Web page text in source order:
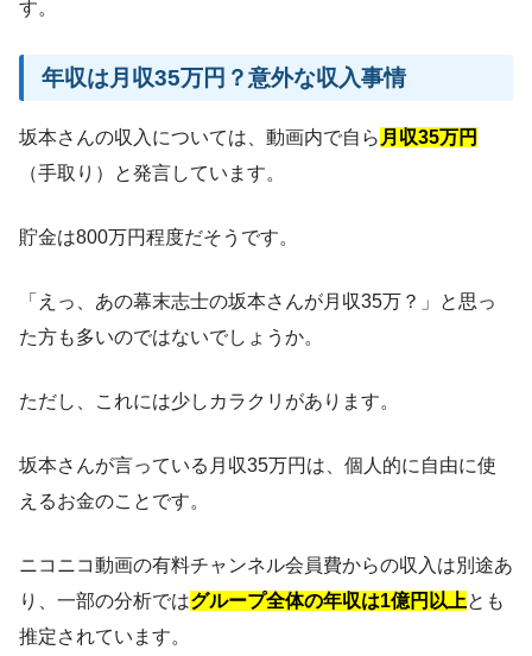
す。
年収は月収35万円？意外な収入事情
坂本さんの収入については、動画内で自ら 月収35万円
（手取り）と発言しています。
貯金は800万円程度だそうです。
「えっ、あの幕末志士の坂本さんが月収35万？」と思っ
た方も多いのではないでしょうか。
ただし、これには少しカラクリがあります。
坂本さんが言っている月収35万円は、個人的に自由に使
えるお金のことです。
ニコニコ動画の有料チャンネル会員費からの収入は別途あ
り、一部の分析ではグループ全体の年収は1億円以上とも
推定されています。